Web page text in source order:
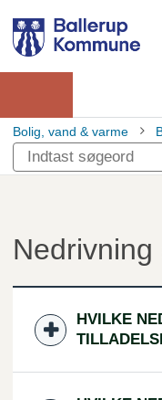
hovedindhold
Primær
Bolig, vand & varme
HVILKE